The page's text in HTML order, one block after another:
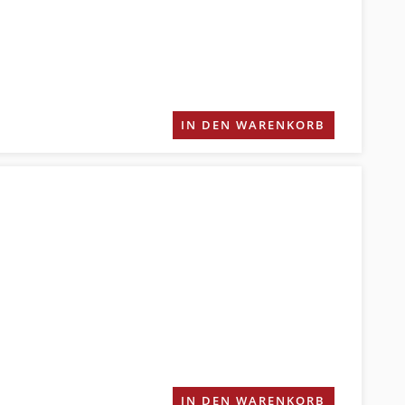
IN DEN WARENKORB
IN DEN WARENKORB